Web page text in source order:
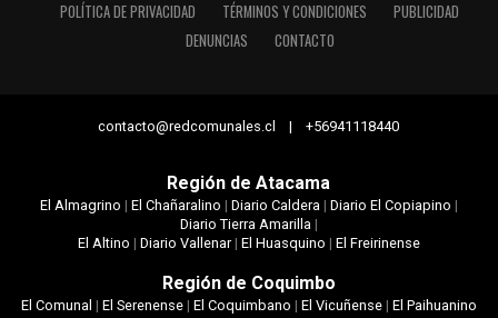
POLÍTICA DE PRIVACIDAD
TÉRMINOS Y CONDICIONES
PUBLICIDAD
DENUNCIAS
CONTACTO
contacto@redcomunales.cl | +56941118440
Región de Atacama
El Almagrino | El Chañaralino | Diario Caldera| Diario El Copiapino |
Diario Tierra Amarilla|
El Altino | Diario Vallenar| El Huasquino | El Freirinense
Región de Coquimbo
El Comunal | El Serenense| El Coquimbano | El Vicuñense| El Paihuanino